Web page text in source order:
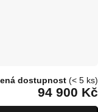
dostupnost (< 5 ks)
94 900 Kč